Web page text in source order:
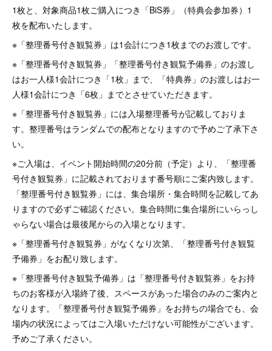
1枚と、対象商品1枚ご購入につき「BiS券」（特典会参加券）1
枚を配布いたします。
※「整理番号付き観覧券」は1会計につき1枚までのお渡しです。
※「整理番号付き観覧券」「整理番号付き観覧予備券」のお渡し
はお一人様1会計につき「1枚」まで、「特典券」のお渡しはお一
人様1会計につき「6枚」までとさせていただきます。
※「整理番号付き観覧券」には入場整理番号が記載しておりま
す。整理番号はランダムでの配布となりますので予めご了承下さ
い。
※ご入場は、イベント開始時間の20分前（予定）より、「整理番
号付き観覧券」に記載されております番号順にご案内致します。
「整理番号付き観覧券」には、集合場所・集合時間を記載してあ
りますので必ずご確認ください。集合時間に集合場所にいらっし
ゃらない場合は最後尾からの入場となります。
※「整理番号付き観覧券」がなくなり次第、「整理番号付き観覧
予備券」をお配り致します。
※「整理番号付き観覧予備券」は「整理番号付き観覧券」をお持
ちのお客様が入場終了後、スペースがあった場合のみのご案内と
なります。「整理番号付き観覧予備券」をお持ちの場合でも、会
場内の状況によってはご入場いただけない可能性がございます。
予めご了承ください。